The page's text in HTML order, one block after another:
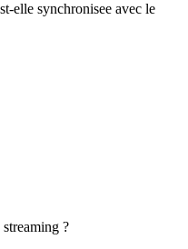
elle synchronisee avec le
?